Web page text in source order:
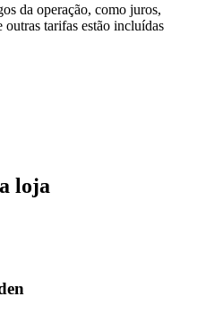
da operação, como juros,
outras tarifas estão incluídas
loja